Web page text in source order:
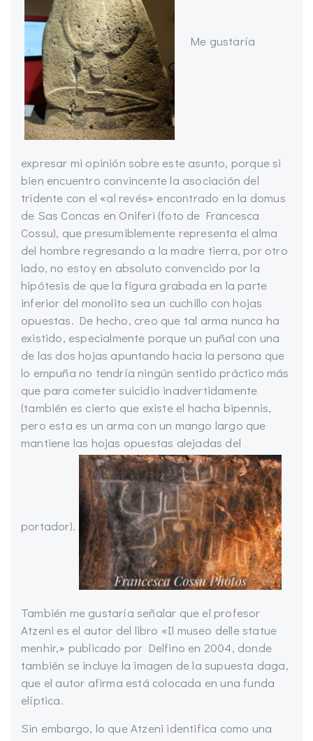
Me gustaría
expresar mi opinión sobre este asunto, porque si
bien encuentro convincente la asociación del
tridente con el «al revés» encontrado en la domus
de Sas Concas en Oniferi (foto de Francesca
Cossu), que presumiblemente representa el alma
del hombre regresando a la madre tierra, por otro
lado, no estoy en absoluto convencido por la
hipótesis de que la figura grabada en la parte
inferior del monolito sea un cuchillo con hojas
opuestas. De hecho, creo que tal arma nunca ha
existido, especialmente porque un puñal con una
de las dos hojas apuntando hacia la persona que
lo empuña no tendría ningún sentido práctico más
que para cometer suicidio inadvertidamente
(también es cierto que existe el hacha bipennis,
pero esta es un arma con un mango largo que
mantiene las hojas opuestas alejadas del
portador).
También me gustaría señalar que el profesor
Atzeni es el autor del libro «Il museo delle statue
menhir,» publicado por Delfino en 2004, donde
también se incluye la imagen de la supuesta daga,
que el autor afirma está colocada en una funda
elíptica.
Sin embargo, lo que Atzeni identifica como una